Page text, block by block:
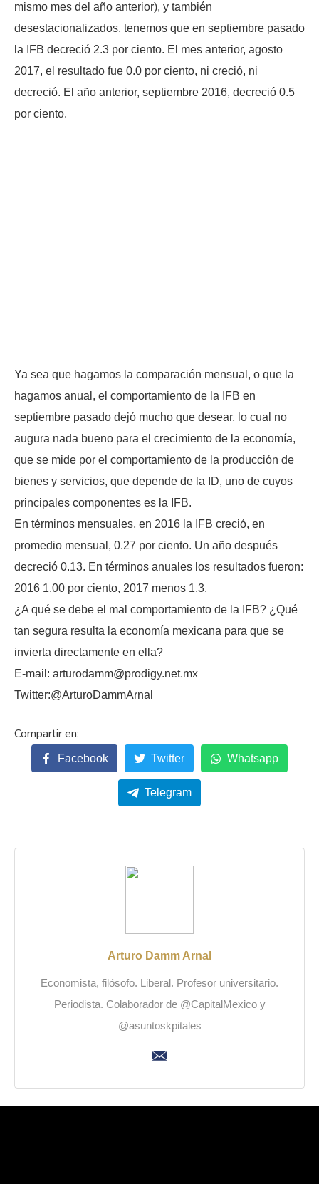
mismo mes del año anterior), y también
desestacionalizados, tenemos que en septiembre pasado
la IFB decreció 2.3 por ciento. El mes anterior, agosto
2017, el resultado fue 0.0 por ciento, ni creció, ni
decreció. El año anterior, septiembre 2016, decreció 0.5
por ciento.
Ya sea que hagamos la comparación mensual, o que la
hagamos anual, el comportamiento de la IFB en
septiembre pasado dejó mucho que desear, lo cual no
augura nada bueno para el crecimiento de la economía,
que se mide por el comportamiento de la producción de
bienes y servicios, que depende de la ID, uno de cuyos
principales componentes es la IFB.
En términos mensuales, en 2016 la IFB creció, en
promedio mensual, 0.27 por ciento. Un año después
decreció 0.13. En términos anuales los resultados fueron:
2016 1.00 por ciento, 2017 menos 1.3.
¿A qué se debe el mal comportamiento de la IFB? ¿Qué
tan segura resulta la economía mexicana para que se
invierta directamente en ella?
E-mail: arturodamm@prodigy.net.mx
Twitter:@ArturoDammArnal
Facebook Twitter Whatsapp
Telegram
Arturo Damm Arnal
Economista, filósofo. Liberal. Profesor universitario.
Periodista. Colaborador de @CapitalMexico y
@asuntoskpitales